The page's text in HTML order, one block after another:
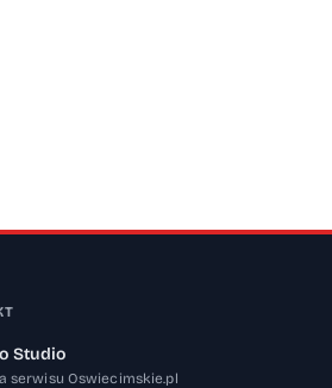
Studio
serwisu Oswiecimskie.pl